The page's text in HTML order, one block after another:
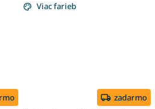
Viac farieb
zadarmo